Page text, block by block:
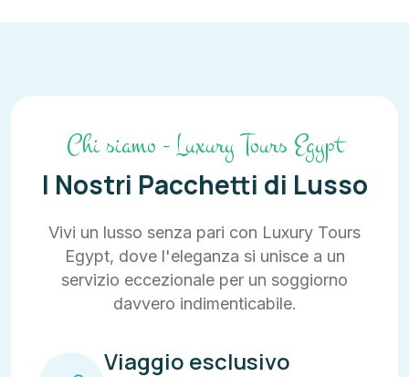
Chi siamo - Luxury Tours Egypt
I Nostri Pacchetti di Lusso
Vivi un lusso senza pari con Luxury Tours
Egypt, dove l'eleganza si unisce a un
servizio eccezionale per un soggiorno
davvero indimenticabile.
Viaggio esclusivo